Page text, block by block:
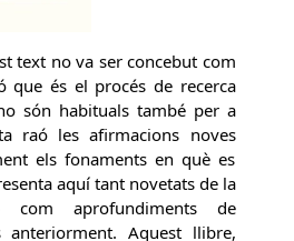
text no va ser concebut com
que és el procés de recerca
són habituals també per a
raó les afirmacions noves
els fonaments en què es
aquí tant novetats de la
com aprofundiments de
anteriorment. Aquest llibre,